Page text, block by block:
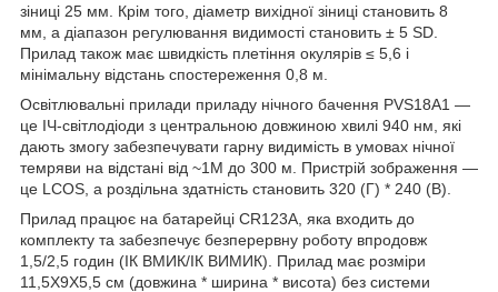
зіниці 25 мм. Крім того, діаметр вихідної зіниці становить 8
мм, а діапазон регулювання видимості становить ± 5 SD.
Прилад також має швидкість плетіння окулярів ≤ 5,6 і
мінімальну відстань спостереження 0,8 м.
Освітлювальні прилади приладу нічного бачення PVS18A1 —
це ІЧ-світлодіоди з центральною довжиною хвилі 940 нм, які
дають змогу забезпечувати гарну видимість в умовах нічної
темряви на відстані від ~1M до 300 м. Пристрій зображення —
це LCOS, а роздільна здатність становить 320 (Г) * 240 (В).
Прилад працює на батарейці CR123A, яка входить до
комплекту та забезпечує безперервну роботу впродовж
1,5/2,5 годин (ІК ВМИК/ІК ВИМИК). Прилад має розміри
11,5X9X5,5 см (довжина * ширина * висота) без системи